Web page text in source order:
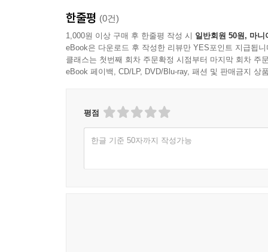
한줄평 (0건)
1,000원 이상 구매 후 한줄평 작성 시 일반회원 50원, 마니
eBook은 다운로드 후 작성한 리뷰만 YES포인트 지급됩니
클래스는 첫번째 회차 주문확정 시점부터 마지막 회차 주
eBook 페이백, CD/LP, DVD/Blu-ray, 패션 및 판매금지 상
평점
한글 기준 50자까지 작성가능